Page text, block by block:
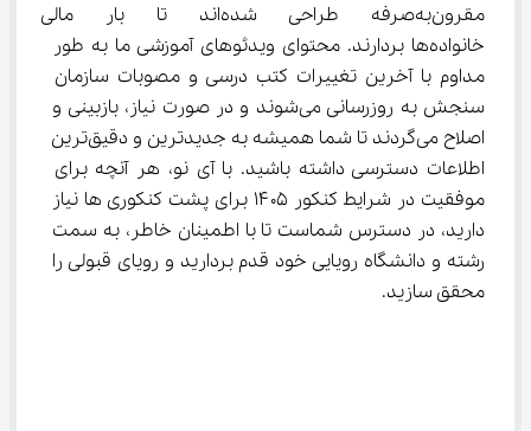
مقرون‌به‌صرفه طراحی شده‌اند تا
خانواده‌ها بردارند. محتوای ویدئوهای آموزشی ما به طور
مداوم با آخرین تغییرات کتب درسی و مصوبات سازمان
سنجش به روزرسانی می‌شوند و در صورت نیاز، بازبینی و
اصلاح می‌گردند تا شما همیشه به جدیدترین و دقیق‌ترین
اطلاعات دسترسی داشته باشید. با آی نو، هر آنچه برای
موفقیت در شرایط کنکور ۱۴۰۵ برای پشت کنکوری ها نیاز
دارید، در دسترس شماست تا با اطمینان خاطر، به سمت
رشته و دانشگاه رویایی خود قدم بردارید و رویای قبولی را
محقق سازید.